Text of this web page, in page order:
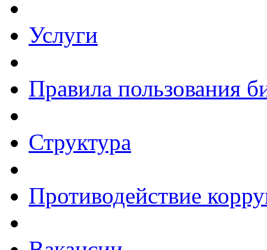
Услуги
Правила пользования
Структура
Противодействие